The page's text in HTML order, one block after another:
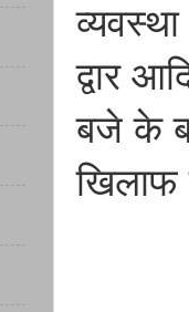
द्वार
बजे के
खिलाफ